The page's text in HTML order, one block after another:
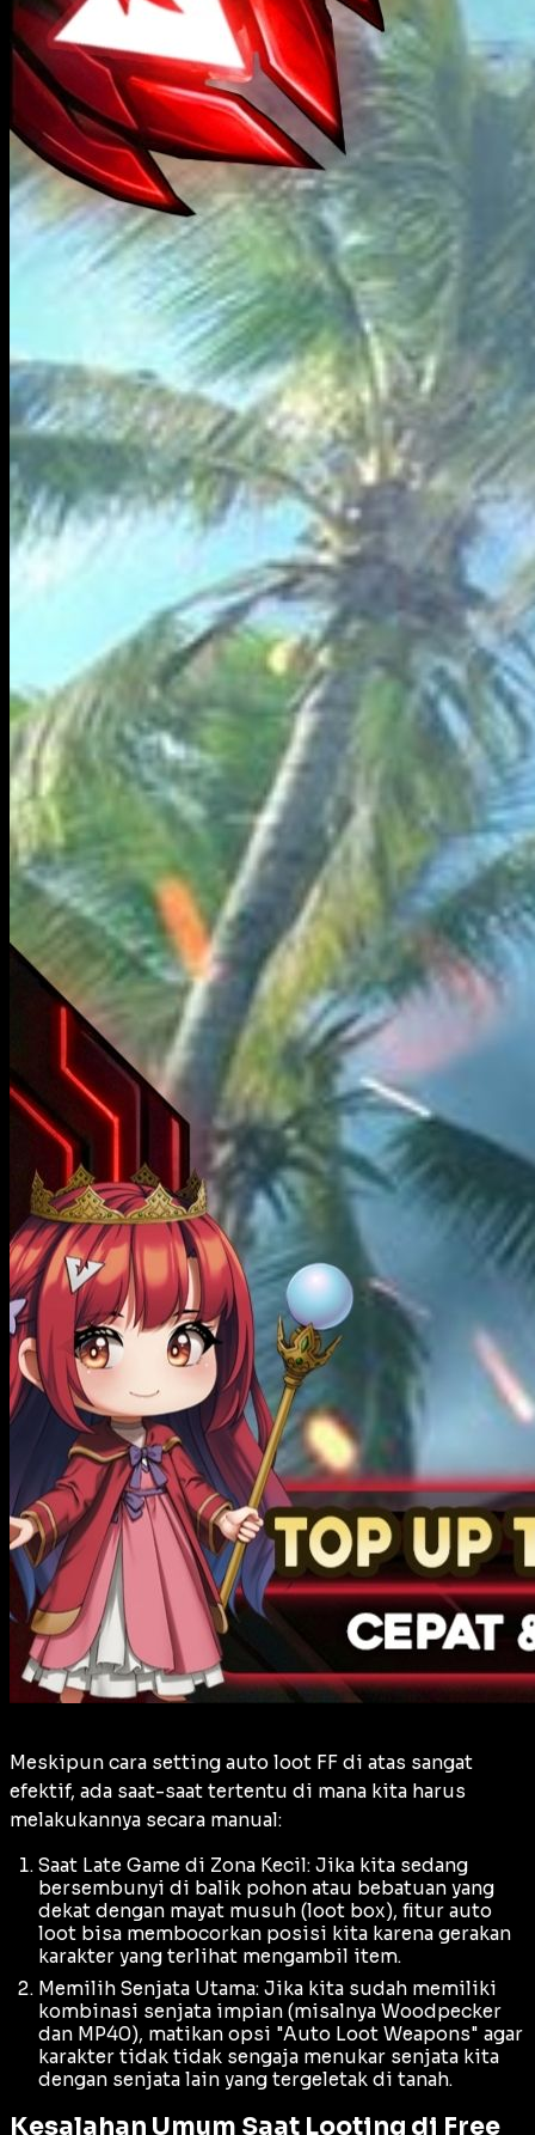
Meskipun cara setting auto loot FF di atas sangat
efektif, ada saat-saat tertentu di mana kita harus
melakukannya secara manual:
Saat Late Game di Zona Kecil: Jika kita sedang
bersembunyi di balik pohon atau bebatuan yang
dekat dengan mayat musuh (loot box), fitur auto
loot bisa membocorkan posisi kita karena gerakan
karakter yang terlihat mengambil item.
Memilih Senjata Utama: Jika kita sudah memiliki
kombinasi senjata impian (misalnya Woodpecker
dan MP40), matikan opsi "Auto Loot Weapons" agar
karakter tidak tidak sengaja menukar senjata kita
dengan senjata lain yang tergeletak di tanah.
Kesalahan Umum Saat Looting di Free